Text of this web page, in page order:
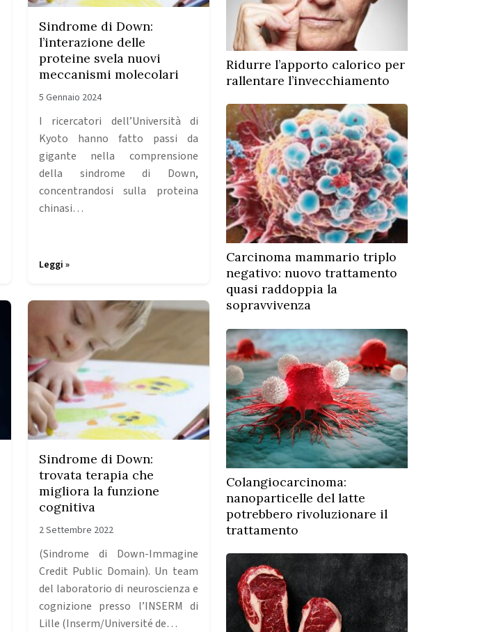
Sindrome di Down:
l’interazione delle
proteine ​​svela nuovi
meccanismi molecolari
5 Gennaio 2024
I ricercatori dell’Università di
Kyoto hanno fatto passi da
gigante nella comprensione
della sindrome di Down,
concentrandosi sulla proteina
chinasi…
Leggi »
Sindrome di Down:
trovata terapia che
migliora la funzione
cognitiva
2 Settembre 2022
(Sindrome di Down-Immagine
Credit Public Domain). Un team
del laboratorio di neuroscienza e
cognizione presso l’INSERM di
Lille (Inserm/Université de…
Ridurre l’apporto calorico per
rallentare l’invecchiamento
Carcinoma mammario triplo
negativo: nuovo trattamento
quasi raddoppia la
sopravvivenza
Colangiocarcinoma:
nanoparticelle del latte
potrebbero rivoluzionare il
trattamento